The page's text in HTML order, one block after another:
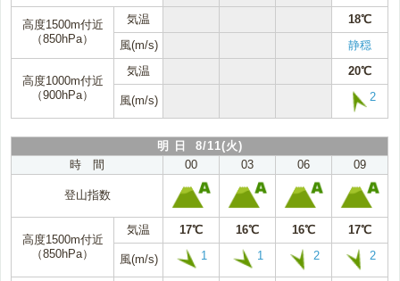
高度1500m付近
（850hPa）
気温
18℃
風(m/s)
静穏
高度1000m付近
（900hPa）
気温 20℃
風(m/s) 2
明 日 8/11(火)
時 間
00 03 06 09
登山指数
高度1500m付近
（850hPa）
気温 17℃ 16℃ 16℃ 17℃
風(m/s) 1 1 2 2